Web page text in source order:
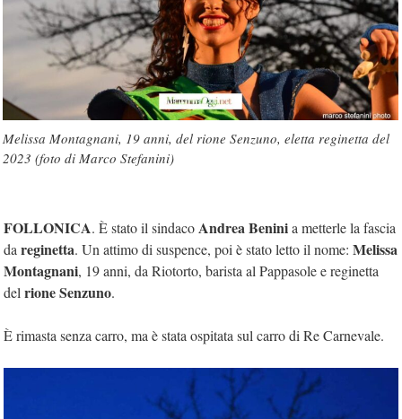
Melissa Montagnani, 19 anni, del rione Senzuno, eletta reginetta del
2023 (foto di Marco Stefanini)
FOLLONICA. È stato il sindacoAndrea Beninia metterle la fascia
da reginetta. Un attimo di suspence, poi è stato letto il nome: Melissa
Montagnani, 19 anni, da Riotorto, barista al Pappasole e reginetta
del rione Senzuno.
È rimasta senza carro, ma è stata ospitata sul carro di Re Carnevale.